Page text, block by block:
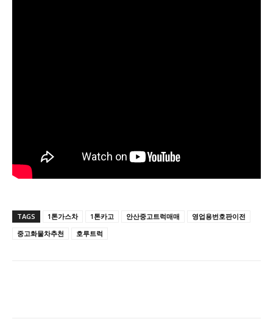
TAGS 1톤가스차 1톤카고 안산중고트럭매매
영업용번호판이전
중고화물차추천
호루트럭